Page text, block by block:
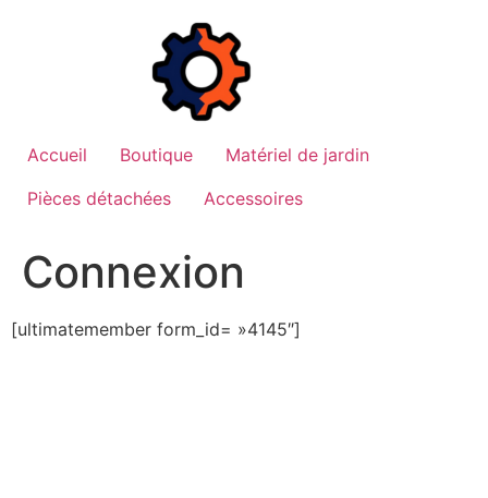
Accueil Boutique
Matériel de jardin
Pièces détachées
Accessoires
Connexion
[ultimatemember form_id= »4145″]